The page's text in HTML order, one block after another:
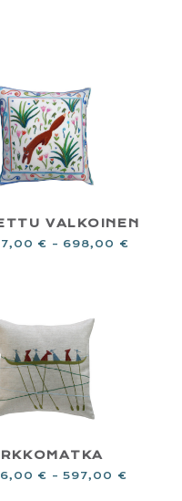
VALKOINEN
€ – 698,00 €
€ – 597,00 €